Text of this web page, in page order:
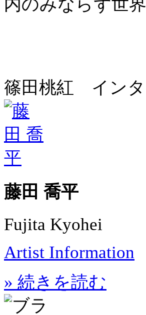
内のみならず世
篠田桃紅 イン
藤田 喬平
Fujita Kyohei
Artist Information
» 続きを読む